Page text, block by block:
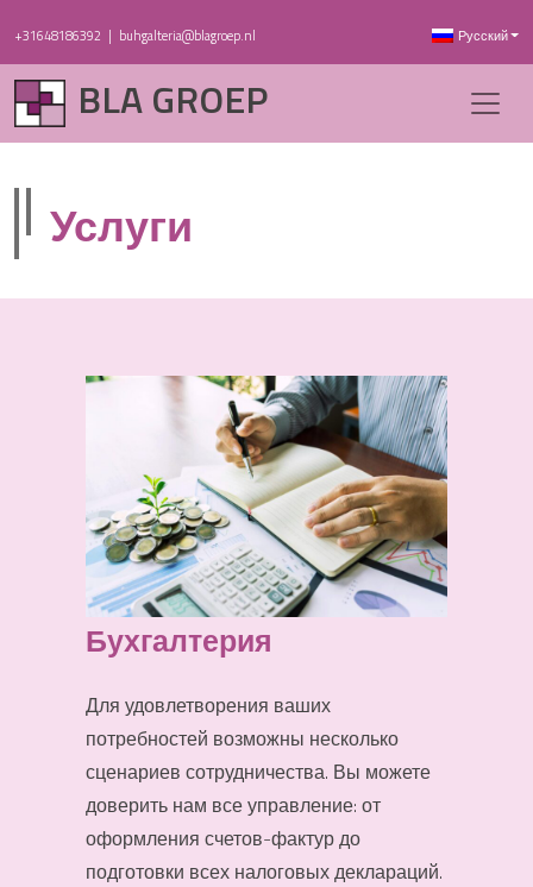
+31648186392 | buhgalteria@blagroep.nl Русский
BLA GROEP
Услуги
Бухгалтерия
Для удовлетворения ваших
потребностей возможны несколько
сценариев сотрудничества. Вы можете
доверить нам все управление: от
оформления счетов-фактур до
подготовки всех налоговых деклараций.